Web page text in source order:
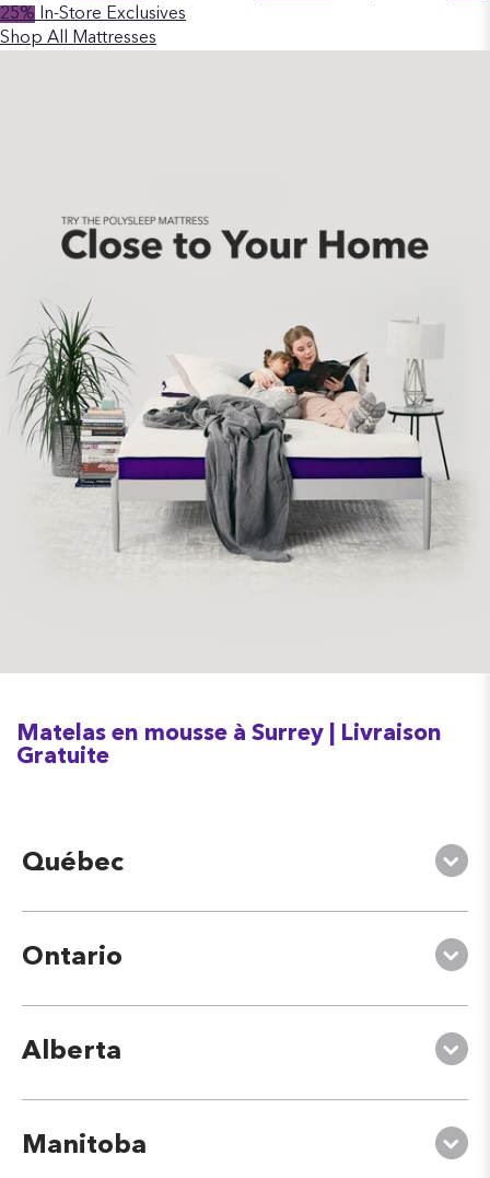
25%
In-Store Exclusives
Shop All Mattresses
Matelas en mousse à Surrey | Livraison
Gratuite
Québec
Ontario
Alberta
Manitoba